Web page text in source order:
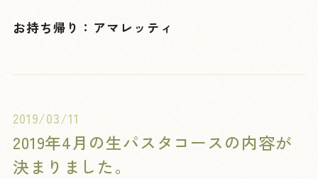
お持ち帰り：アマレッティ
2019/03/11
2019年4月の生パスタコースの内容が
決まりました。